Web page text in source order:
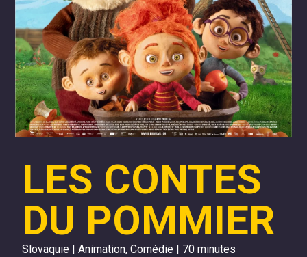
LES CONTES
DU POMMIER
Slovaquie | Animation, Comédie | 70 minutes